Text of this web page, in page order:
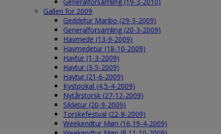
Galleri for 2009
Geddetur Maribo (29-3-2009)
Generalforsamling (20-3-2009)
Havmede (13-9-2009)
Havmedetur (18-10-2009)
Havtur (1-3-2009)
Havtur (3-5-2009)
Havtur (21-6-2009)
Kystpokal (4,5-4-2009)
Nytårstorsk (27-12-2009)
Sildetur (20-9-2009)
Torskefestval (22-8-2009)
Weekendtur Møn (16,19-4-2009)